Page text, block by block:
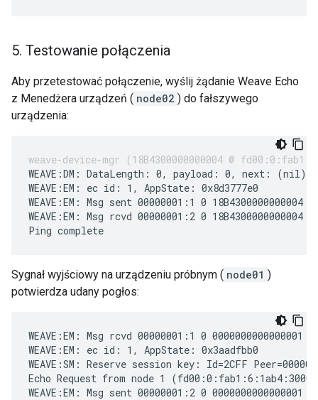
5. Testowanie połączenia
Aby przetestować połączenie, wyślij żądanie Weave Echo
z Menedżera urządzeń ( node02 ) do fałszywego
urządzenia:
WEAVE:DM: DataLength: 0, payload: 0, next: (nil)
WEAVE:EM: ec id: 1, AppState: 0x8d3777e0
WEAVE:EM: Msg sent 00000001:1 0 18B4300000000004
WEAVE:EM: Msg rcvd 00000001:2 0 18B4300000000004
Sygnał wyjściowy na urządzeniu próbnym ( node01 )
potwierdza udany pogłos:
WEAVE:EM: Msg rcvd 00000001:1 0 0000000000000001
WEAVE:EM: ec id: 1, AppState: 0x3aadfbb0
WEAVE:SM: Reserve session key: Id=2CFF
Echo Request from node 1
WEAVE:EM: Msg sent 00000001:2 0 0000000000000001